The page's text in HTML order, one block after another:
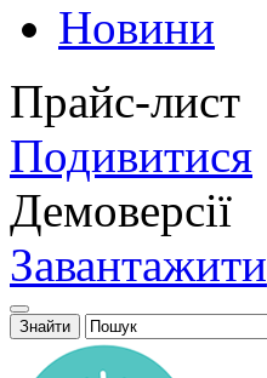
Новини
Прайс-лист
Подивитися
Демоверсії
Завантажити